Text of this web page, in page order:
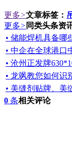
更多>文章标签：
更多> 同类头条资
• 储能焊机具备
• 中企在全球港口
• 沧州正发牌
• 龙飒教您如何识
• 美缝剂贴牌、美
0 条相关评论